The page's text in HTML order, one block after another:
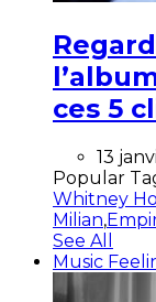
ces 5
13
Popular
Whitney
Milian,
See All
Music